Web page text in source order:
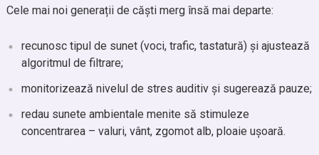
Cele mai noi generații de căști merg însă mai departe:
recunosc tipul de sunet (voci, trafic, tastatură) și ajustează
algoritmul de filtrare;
monitorizează nivelul de stres auditiv și sugerează pauze;
redau sunete ambientale menite să stimuleze
concentrarea – valuri, vânt, zgomot alb, ploaie ușoară.